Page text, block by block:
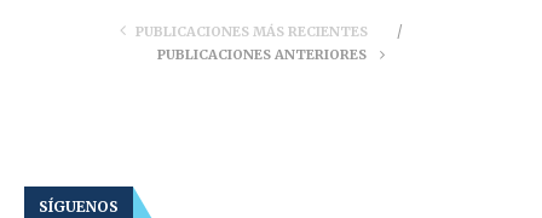
PUBLICACIONES MÁS RECIENTES
PUBLICACIONES ANTERIORES
SÍGUENOS